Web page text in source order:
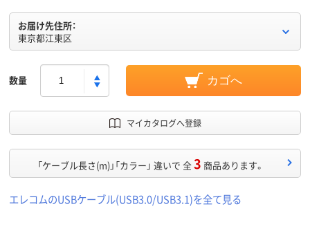
お届け先住所：
東京都江東区
数量 カゴへ
マイカタログへ登録
「ケーブル長さ(m)」「カラー」 違いで 全3 商品あります。
エレコムのUSBケーブル(USB3.0/USB3.1)を全て見る